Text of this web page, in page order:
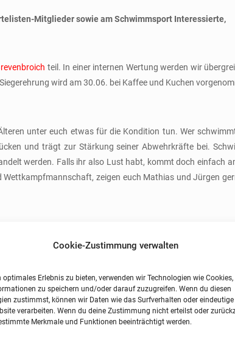
Cookie-Zustimmung verwalten
optimales Erlebnis zu bieten, verwenden wir Technologien wie Cookies,
zu speichern und/oder darauf zuzugreifen. Wenn du diesen
zustimmst, können wir Daten wie das Surfverhalten oder
verarbeiten. Wenn du deine Zustimmung nicht erteilst oder
Merkmale und Funktionen beeinträchtigt werden.
Mitglieder sowie am Schwimmsport Interessierte,
teil. In einer internen Wertung werden wir
wird am 30.06. bei Kaffee und Kuchen
unter euch etwas für die Kondition tun. Wer
und trägt zur Stärkung seiner Abwehrkräfte bei.
werden. Falls ihr also Lust habt, kommt doch einfach
Wettkampfmannschaft, zeigen euch Mathias und Jürgen
zu Gunsten der Schwimmerkasse Kaffee und
Schwimmern bis zur Wettkampfmannschaft beim
und einen Eindruck zu bekommen wie weit die
am Citylauf ehren.